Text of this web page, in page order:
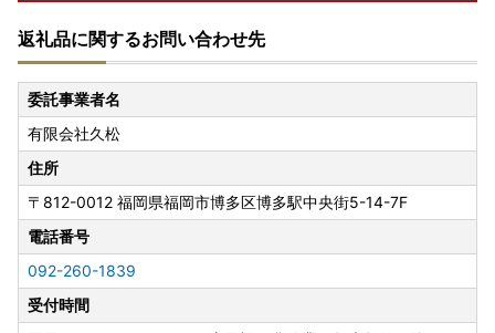
誠に勝手ながら、以下の期間、お問い合わせへの返信・返礼
品の発送手配を休止いたします。
ご不便をおかけしますが、何卒ご了承くださいませ。
夏季休業日
8月13日（木）～8月16日（日）
---------------------
事務所移転に伴う休業日
8月24日（月）・8月25日（火）
返礼品に関するお問い合わせ先
委託事業者名
有限会社久松
住所
〒812-0012 福岡県福岡市博多区博多駅中央街5-14-7F
電話番号
092-260-1839
受付時間